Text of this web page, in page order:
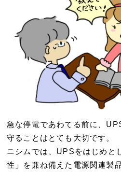
急な停電であわてる前に、
守ることはとても大切です。
ニシムでは、UPSをはじめと
性」を兼ね備えた電源関連製